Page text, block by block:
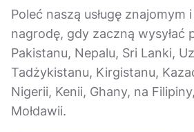
Poleć naszą usługę znajomym
nagrodę, gdy zaczną wysyłać
Pakistanu, Nepalu, Sri Lanki,
Tadżykistanu, Kirgistanu,
Nigerii, Kenii, Ghany, na
Mołdawii.